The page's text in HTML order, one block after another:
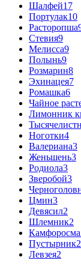
Шалфей17
Портулак10
Расторопша
Стевия9
Мелисса9
Полынь9
Розмарин8
Эхинацея7
Ромашка6
Чайное
Лимонник
Ноготки4
Валериана3
Женьшень3
Родиола3
Зверобой3
Цмин3
Девясил2
Шлемник2
Камфоросма
Пустырник2
Левзея2